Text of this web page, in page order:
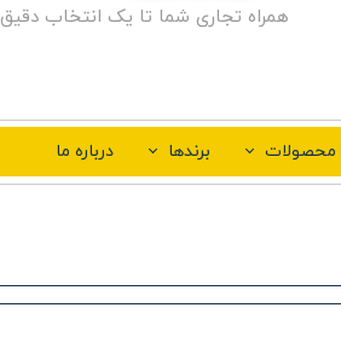
محصولات برندها درباره ما
همراه تجاری شما تا یک انتخاب دقیق